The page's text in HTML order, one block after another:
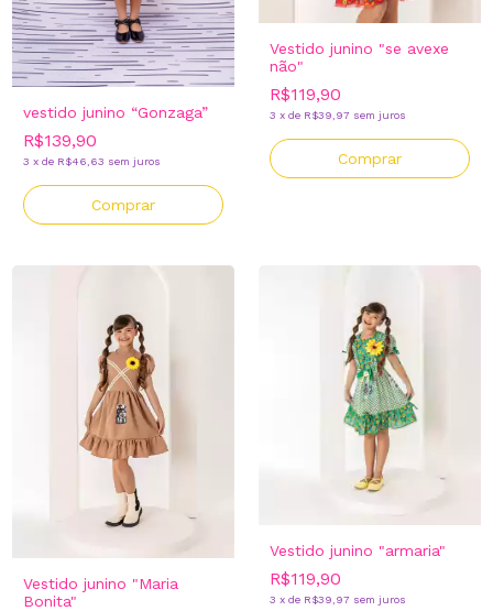
vestido junino “Gonzaga”
R$139,90
3 x de R$46,63 sem juros
Comprar
Vestido junino "se avexe
não"
R$119,90
3 x de R$39,97 sem juros
Comprar
Vestido junino "Maria
Bonita"
Vestido junino "armaria"
R$119,90
3 x de R$39,97 sem juros